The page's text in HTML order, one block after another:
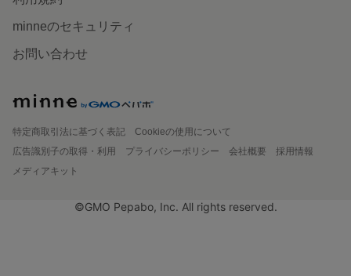
minneのセキュリティ
お問い合わせ
特定商取引法に基づく表記
Cookieの使用について
広告識別子の取得・利用
プライバシーポリシー 会社概要
採用情報
メディアキット
©GMO Pepabo, Inc. All rights reserved.